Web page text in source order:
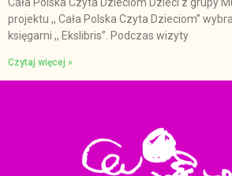
projektu ,, Cała Polska Czyta Dzieciom”
księgarni ,, Ekslibris”. Podczas wizyty
Czytaj więcej »